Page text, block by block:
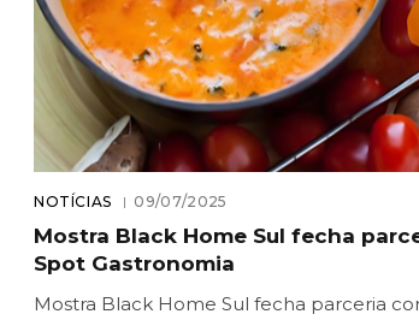
NOTÍCIAS 09/07/2025
Mostra Black Home Sul fecha
Spot Gastronomia
Mostra Black Home Sul fecha parceria